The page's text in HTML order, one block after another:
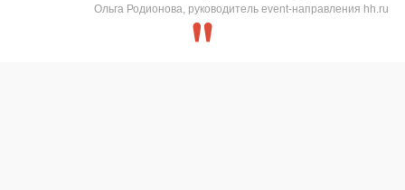
Ольга Родионова, руководитель event-направления hh.ru